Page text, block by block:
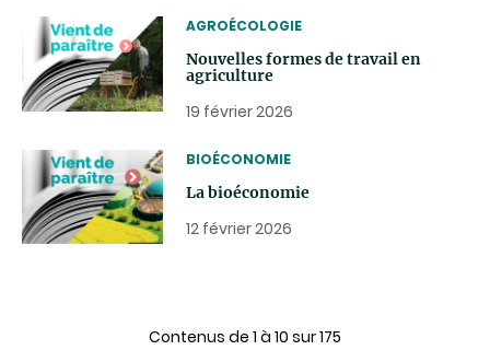
THEMATIC
AGROÉCOLOGIE
Nouvelles formes de travail en
agriculture
19 février 2026
THEMATIC
BIOÉCONOMIE
La bioéconomie
12 février 2026
Contenus de 1 à 10 sur 175